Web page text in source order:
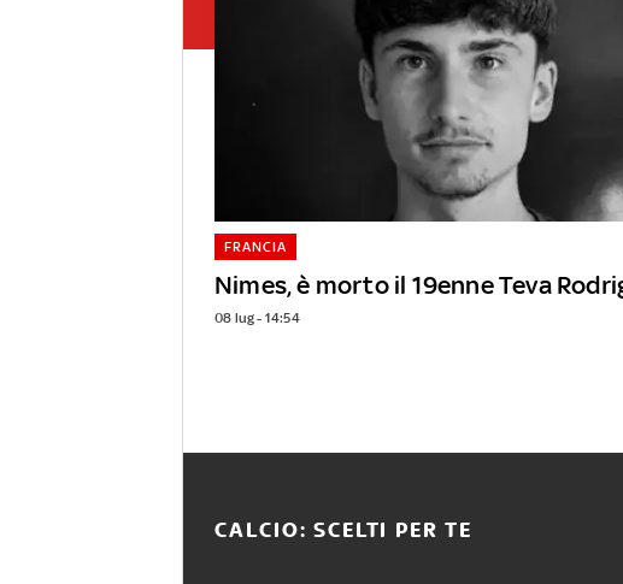
Nimes, è morto il 19enne Teva
FRANCIA
08 lug - 14:54
CALCIO: SCELTI PER TE